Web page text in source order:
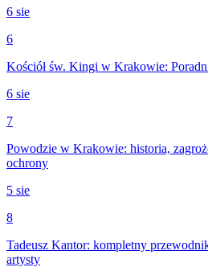
6 sie
6
Kościół św. Kingi w Krakowie:
6 sie
7
Powodzie w Krakowie: historia,
ochrony
5 sie
8
Tadeusz Kantor: kompletny
artysty